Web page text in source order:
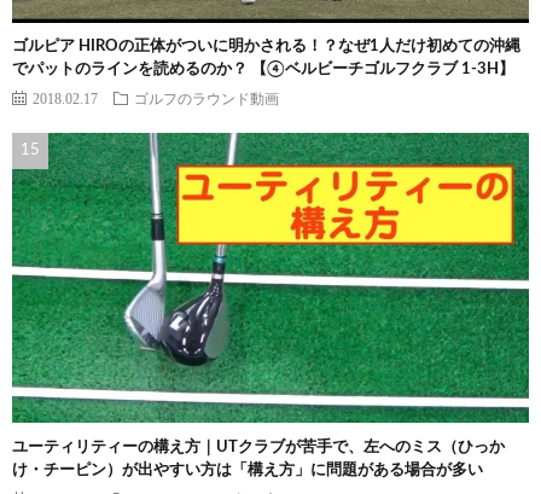
ゴルピア HIROの正体がついに明かされる！？なぜ1人だけ初めての沖縄
でパットのラインを読めるのか？ 【④ベルビーチゴルフクラブ 1-3H】
2018.02.17 ゴルフのラウンド動画
ユーティリティーの構え方｜UTクラブが苦手で、左へのミス（ひっか
け・チーピン）が出やすい方は「構え方」に問題がある場合が多い